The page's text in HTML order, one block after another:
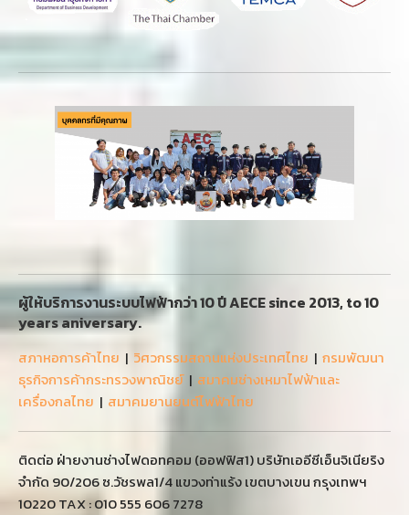
ผู้ให้บริการงานระบบไฟฟ้ากว่า 10 ปี AECE since 2013, to 10
years aniversary.
สภาหอการค้าไทย | วิศวกรรมสถานแห่งประเทศไทย | กรมพัฒนา
ธุรกิจการค้ากระทรวงพาณิชย์| สมาคมช่างเหมาไฟฟ้าและ
เครื่องกลไทย | สมาคมยานยนต์ไฟฟ้าไทย
ติดต่อ ฝ่ายงานช่างไฟดอทคอม (ออฟฟิส1) บริษัทเออีซีเอ็นจิเนียริง
จำกัด 90/206 ซ.วัชรพล1/4 แขวงท่าแร้ง เขตบางเขน กรุงเทพฯ
10220 TAX : 010 555 606 7278